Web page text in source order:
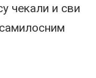
чекали и сви